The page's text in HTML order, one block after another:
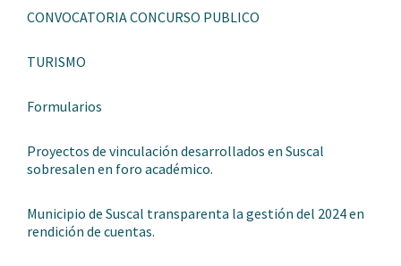
CONVOCATORIA CONCURSO PUBLICO
TURISMO
Formularios
Proyectos de vinculación desarrollados en Suscal
sobresalen en foro académico.
Municipio de Suscal transparenta la gestión del 2024 en
rendición de cuentas.